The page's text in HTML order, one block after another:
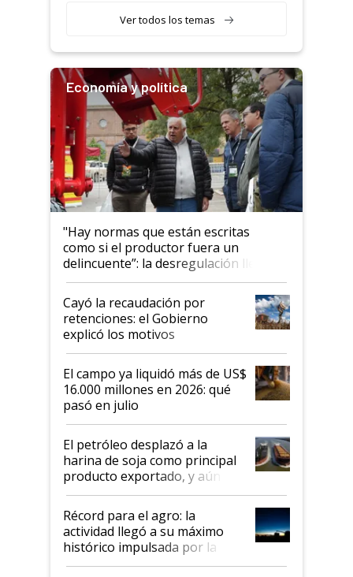
Ver todos los temas
Economía y política
"Hay normas que están escritas
como si el productor fuera un
delincuente”: la desregulación llegó
al Congreso Aapresid y hasta se
habló del financiamiento al IPCVA
Cayó la recaudación por
retenciones: el Gobierno
explicó los motivos
El campo ya liquidó más de US$
16.000 millones en 2026: qué
pasó en julio
El petróleo desplazó a la
harina de soja como principal
producto exportado, y aún así
el agro aportó casi seis de cada
diez dólares y sostuvo el
liderazgo en un semestre
récord
Récord para el agro: la
actividad llegó a su máximo
histórico impulsada por la
cosecha y las exportaciones